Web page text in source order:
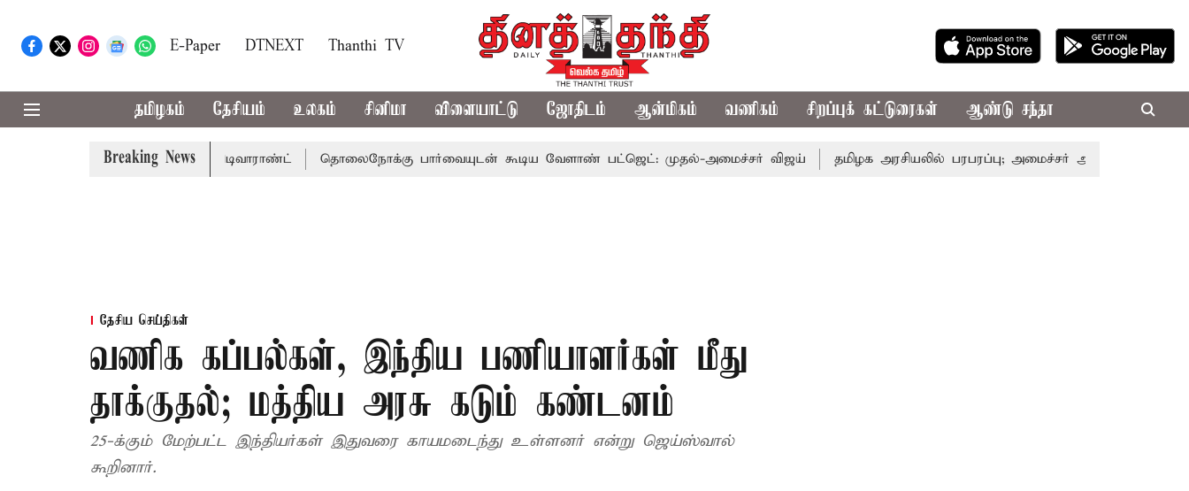
E-Paper DTNEXT Thanthi TV
தமிழகம் தேசியம் உலகம் சினிமா விளையாட்டு ஜோதிடம் ஆன்மிகம் வணிகம் சிறப்புக் கட்டுரைகள் ஆண்டு சந்தா
Breaking News
சென்னை நீதிமன்றம் பிடிவாராண்ட் தொலைநோக்கு பார்வையுடன் கூடிய வேளாண் பட்ஜெட்: முதல்-அமைச்சர் விஜய் தமிழக அரசியலில் பரபரப்பு; அமைச்சர் ஆனந்த் உடன் சி.வி.
தேசிய செய்திகள்
வணிக கப்பல்கள், இந்திய பணியாளர்கள் மீது
தாக்குதல்; மத்திய அரசு கடும் கண்டனம்
25-க்கும் மேற்பட்ட இந்தியர்கள் இதுவரை காயமடைந்து உள்ளனர் என்று ஜெய்ஸ்வால்
கூறினார்.